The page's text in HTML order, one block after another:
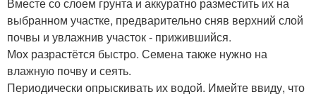
выбранном участке, предварительно сняв верхний слой
почвы и увлажнив участок - прижившийся.
Мох разрастётся быстро. Семена также нужно на
влажную почву и сеять.
Периодически опрыскивать их водой. Имейте ввиду, что